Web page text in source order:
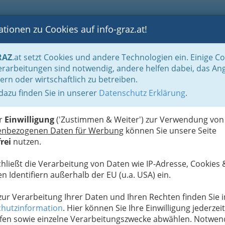
BLOGS FOTOS GASTRONOMIE BRANCHEN
zu Cookies auf info-graz.at!
.at setzt Cookies und andere Technologien ein. Einige
sind notwendig, andere helfen dabei, das
oder wirtschaftlich zu betreiben.
finden Sie in unserer Datenschutz Erklärung.
Einwilligung('Zustimmen & Weiter') zur Verwendung von
Daten für Werbung können Sie unsere Seite
nutzen.
die Verarbeitung von Daten wie IP-Adresse, Cookies
Identifiern außerhalb der EU (u.a. USA) ein.
Verarbeitung Ihrer Daten und Ihren Rechten finden Sie
. Hier können Sie Ihre Einwilligung jederzeit
sowie einzelne Verarbeitungszwecke abwählen.
oder Buschenschänken Buschenschenken nach Orten Wies